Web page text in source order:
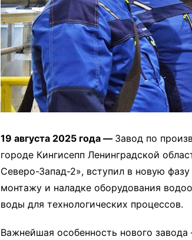
19 августа 2025 года — Завод по
городе Кингисепп Ленинградской
Северо-Запад-2», вступил в новую
монтажу и наладке оборудования
воды для технологических процессов.
Важнейшая особенность нового